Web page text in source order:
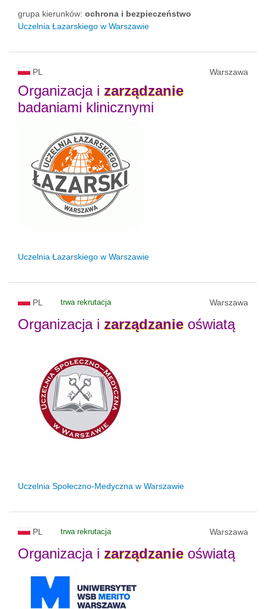
grupa kierunków: ochrona i bezpieczeństwo
Uczelnia Łazarskiego w Warszawie
PL Warszawa
Organizacja i zarządzanie
badaniami klinicznymi
Uczelnia Łazarskiego w Warszawie
PL trwa rekrutacja Warszawa
Organizacja i zarządzanieoświatą
Uczelnia Społeczno-Medyczna w Warszawie
PL trwa rekrutacja Warszawa
Organizacja i zarządzanieoświatą